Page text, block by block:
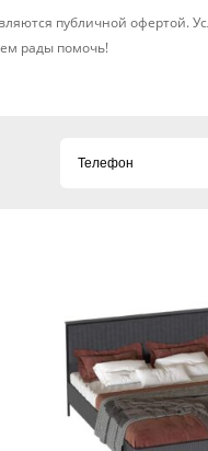
публичной офертой.
рады помочь!